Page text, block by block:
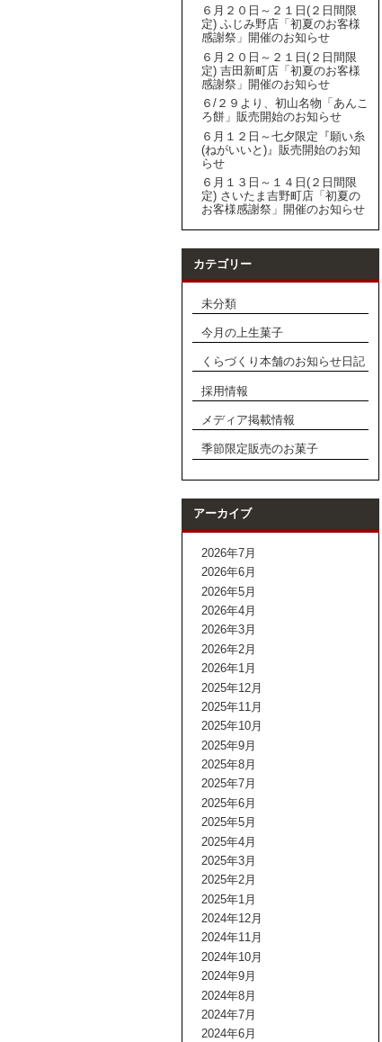
６月２０日～２１日(２日間限
定) ふじみ野店「初夏のお客様
感謝祭」開催のお知らせ
６月２０日～２１日(２日間限
定) 吉田新町店「初夏のお客様
感謝祭」開催のお知らせ
６/２９より、初山名物「あんこ
ろ餅」販売開始のお知らせ
６月１２日～七夕限定『願い糸
(ねがいいと)』販売開始のお知
らせ
６月１３日～１４日(２日間限
定) さいたま吉野町店「初夏の
お客様感謝祭」開催のお知らせ
カテゴリー
未分類
今月の上生菓子
くらづくり本舗のお知らせ日記
採用情報
メディア掲載情報
季節限定販売のお菓子
アーカイブ
2026年7月
2026年6月
2026年5月
2026年4月
2026年3月
2026年2月
2026年1月
2025年12月
2025年11月
2025年10月
2025年9月
2025年8月
2025年7月
2025年6月
2025年5月
2025年4月
2025年3月
2025年2月
2025年1月
2024年12月
2024年11月
2024年10月
2024年9月
2024年8月
2024年7月
2024年6月